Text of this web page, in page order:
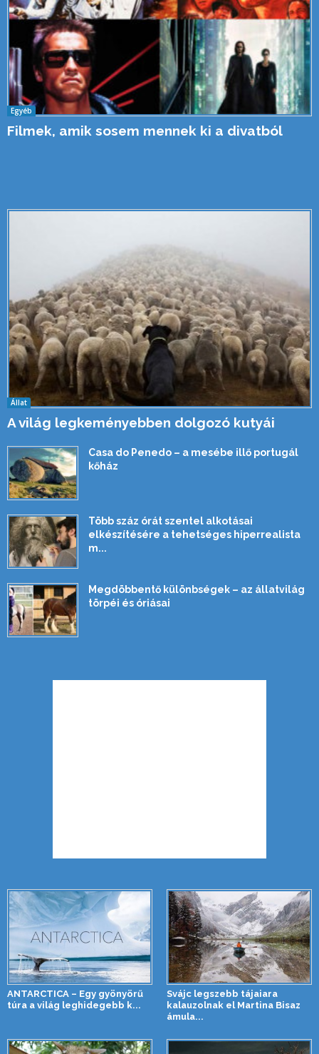
Egyéb
Filmek, amik sosem mennek ki a divatból
Állat
A világ legkeményebben dolgozó kutyái
Casa do Penedo – a mesébe illő portugál
kőház
Több száz órát szentel alkotásai
elkészítésére a tehetséges hiperrealista
m...
Megdöbbentő különbségek – az állatvilág
törpéi és óriásai
ANTARCTICA – Egy gyönyörű
túra a világ leghidegebb k...
Svájc legszebb tájaiara
kalauzolnak el Martina Bisaz
ámula...